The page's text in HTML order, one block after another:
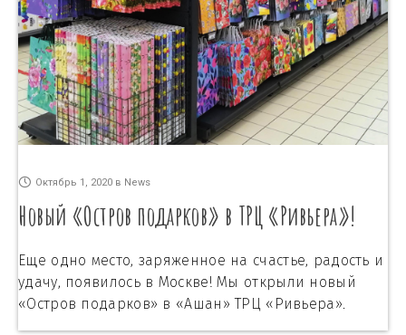
Октябрь 1, 2020 в News
Новый «Остров подарков» в ТРЦ «Ривьера»!
Еще одно место, заряженное на счастье, радость и
удачу, появилось в Москве! Мы открыли новый
«Остров подарков» в «Ашан» ТРЦ «Ривьера».